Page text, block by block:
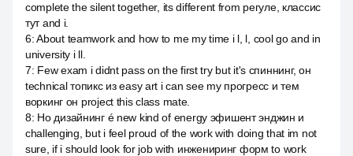
complete the silent together, its different from регуле, классис
тут and i.
6:About teamwork and how to me my time i l, l, cool go and in
university i ll.
7: Few exam i didnt pass on the first try but it's спиннинг, он
technical топикс из easy art i can see my прогресс и тем
воркинг он project this class mate.
8: Но дизайнинг é new kind of energy эфишент энджин и
challenging, but i feel proud of the work with doing that im not
sure, if i should look for job with инжениринг форм to work